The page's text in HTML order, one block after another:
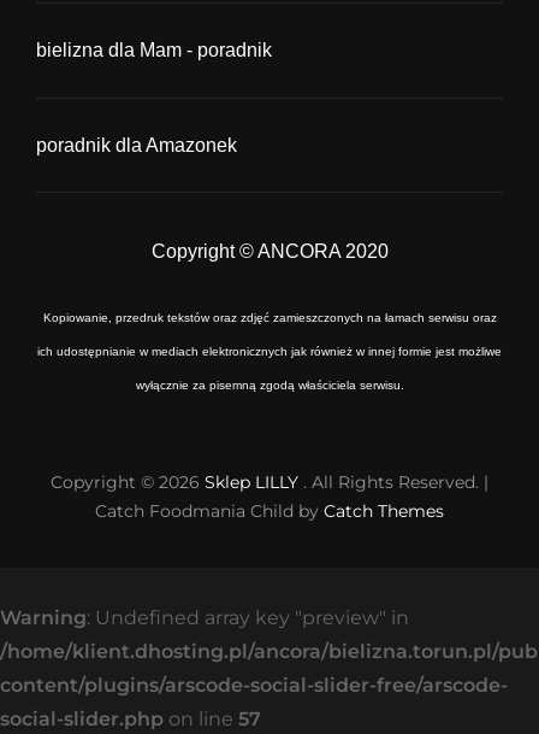
bielizna dla Mam - poradnik
poradnik dla Amazonek
Copyright © ANCORA 2020
Kopiowanie, przedruk tekstów oraz zdjęć zamieszczonych na łamach serwisu oraz
ich udostępnianie w mediach elektronicznych jak również w innej formie jest możliwe
wyłącznie za pisemną zgodą właściciela serwisu.
Copyright © 2026 Sklep LILLY . All Rights Reserved. |
Catch Foodmania Child by Catch Themes
Warning: Undefined array key "preview" in
/home/klient.dhosting.pl/ancora/bielizna.torun.pl/
content/plugins/arscode-social-slider-free/arscode-
social-slider.php on line 57